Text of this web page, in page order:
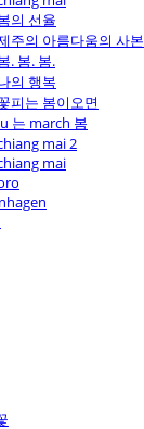
의 선율
주의 아름다움의 사본
. 봄. 봄.
의 행복
피는 봄이오면
는 march 봄
mai 2
mai